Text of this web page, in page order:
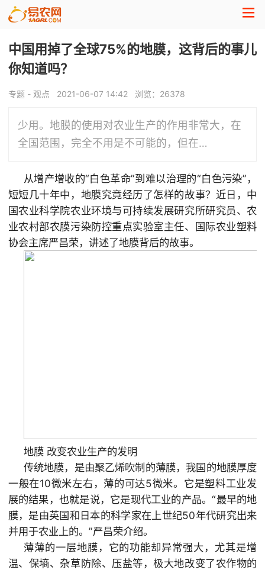
中国用掉了全球75%的地膜，这背后的事儿
你知道吗？
专题 - 观点 2021-06-07 14:42 浏览： 26378
少用。地膜的使用对农业生产的作用非常大，在
全国范围，完全不用是不可能的，但在…
从增产增收的“白色革命”到难以治理的“白色污染”，
短短几十年中，地膜究竟经历了怎样的故事？近日，中
国农业科学院农业环境与可持续发展研究所研究员、农
业农村部农膜污染防控重点实验室主任、国际农业塑料
协会主席严昌荣，讲述了地膜背后的故事。
地膜 改变农业生产的发明
传统地膜，是由聚乙烯吹制的薄膜，我国的地膜厚度
一般在10微米左右，薄的可达5微米。它是塑料工业发
展的结果，也就是说，它是现代工业的产品。“最早的地
膜，是由英国和日本的科学家在上世纪50年代研究出来
并用于农业上的。”严昌荣介绍。
薄薄的一层地膜，它的功能却异常强大，尤其是增
温、保墒、杂草防除、压盐等，极大地改变了农作物的